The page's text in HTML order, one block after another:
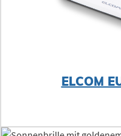
ELCOM